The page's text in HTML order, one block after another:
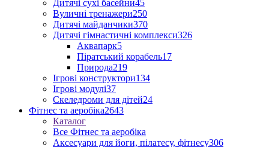
Дитячі сухі басейни45
Вуличні тренажери250
Дитячі майданчики370
Дитячі гімнастичні комплекси326
Аквапарк5
Піратський корабель17
Природа219
Ігрові конструктори134
Ігрові модулі37
Скеледроми для дітей24
Фітнес та аеробіка2643
Каталог
Все Фітнес та аеробіка
Аксесуари для йоги, пілатесу, фітнесу306